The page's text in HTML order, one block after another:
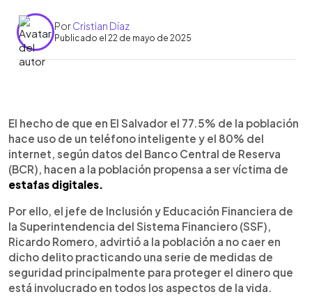
PorCristian Díaz
Publicado el 22 de mayo de 2025
► Escuchar artículo
El hecho de que en El Salvador el 77.5% de la población
hace uso de un teléfono inteligente y el 80% del
internet, según datos del Banco Central de Reserva
(BCR), hacen a la población propensa a ser víctima de
estafas digitales.
Por ello, el jefe de Inclusión y Educación Financiera de
la Superintendencia del Sistema Financiero (SSF),
Ricardo Romero, advirtió a la población a no caer en
dicho delito practicando una serie de medidas de
seguridad principalmente para proteger el dinero que
está involucrado en todos los aspectos de la vida.